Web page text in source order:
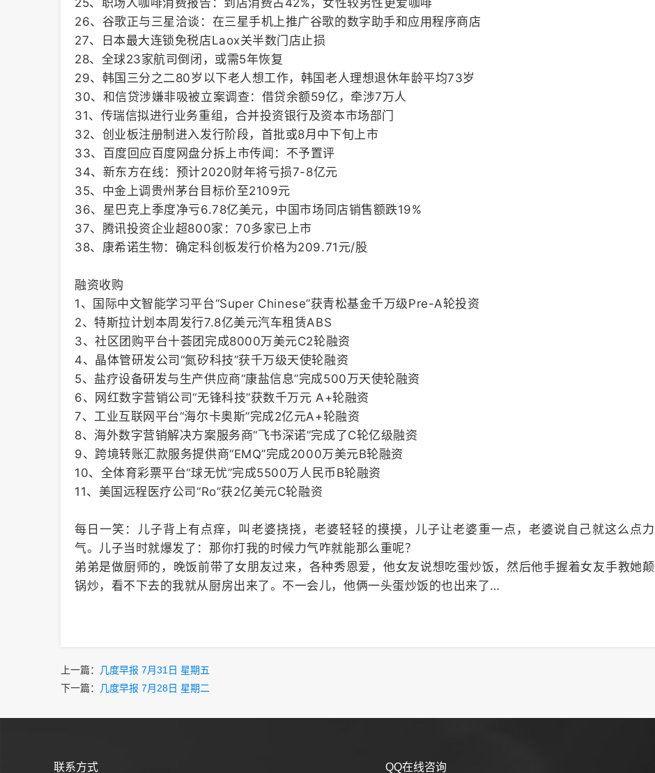
25、职场人咖啡消费报告：到店消费占42%，女性较男性更爱咖啡
26、谷歌正与三星洽谈：在三星手机上推广谷歌的数字助手和应用程序商店
27、日本最大连锁免税店Laox关半数门店止损
28、全球23家航司倒闭，或需5年恢复
29、韩国三分之二80岁以下老人想工作，韩国老人理想退休年龄平均73岁
30、和信贷涉嫌非吸被立案调查：借贷余额59亿，牵涉7万人
31、传瑞信拟进行业务重组，合并投资银行及资本市场部门
32、创业板注册制进入发行阶段，首批或8月中下旬上市
33、百度回应百度网盘分拆上市传闻：不予置评
34、新东方在线：预计2020财年将亏损7-8亿元
35、中金上调贵州茅台目标价至2109元
36、星巴克上季度净亏6.78亿美元，中国市场同店销售额跌19%
37、腾讯投资企业超800家：70多家已上市
38、康希诺生物：确定科创板发行价格为209.71元/股
融资收购
1、国际中文智能学习平台“Super Chinese”获青松基金千万级Pre-A轮投资
2、特斯拉计划本周发行7.8亿美元汽车租赁ABS
3、社区团购平台十荟团完成8000万美元C2轮融资
4、晶体管研发公司“氮矽科技”获千万级天使轮融资
5、盐疗设备研发与生产供应商“康盐信息”完成500万天使轮融资
6、网红数字营销公司“无锋科技”获数千万元 A+轮融资
7、工业互联网平台“海尔卡奥斯”完成2亿元A+轮融资
8、海外数字营销解决方案服务商“飞书深诺”完成了C轮亿级融资
9、跨境转账汇款服务提供商“EMQ”完成2000万美元B轮融资
10、全体育彩票平台“球无忧”完成5500万人民币B轮融资
11、美国远程医疗公司“Ro”获2亿美元C轮融资
每日一笑：儿子背上有点痒，叫老婆挠挠，老婆轻轻的摸摸，儿子让老婆重一点，老婆说自己就这么点力
气。儿子当时就爆发了：那你打我的时候力气咋就能那么重呢？
弟弟是做厨师的，晚饭前带了女朋友过来，各种秀恩爱，他女友说想吃蛋炒饭，然后他手握着女友手教她颠
锅炒，看不下去的我就从厨房出来了。不一会儿，他俩一头蛋炒饭的也出来了…
上一篇：
几度早报 7月31日 星期五
下一篇：
几度早报 7月28日 星期二
联系方式 QQ在线咨询